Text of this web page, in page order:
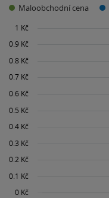
Maloobchodní cena